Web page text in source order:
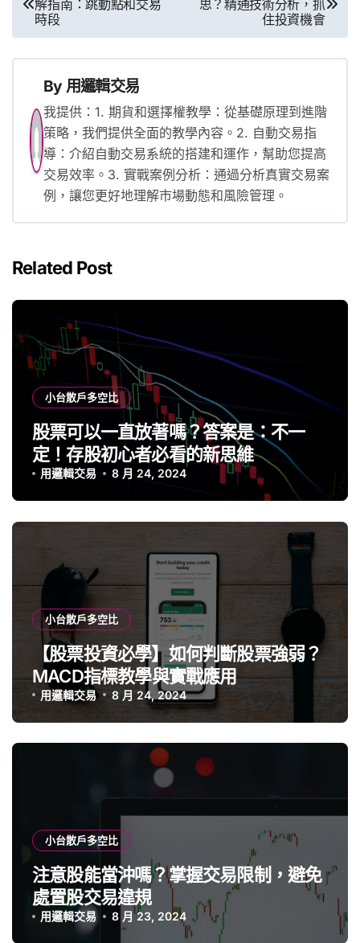
章
導
覽
解指南：跳動點和交易
時段
思？精通技術分析，抓
住投資機會
By 用邏輯交易
我提供：1. 期貨和選擇權教學：從基礎原理到進階
策略，我們提供全面的教學內容。2. 自動交易指
導：介紹自動交易系統的搭建和運作，幫助您提高
交易效率。3. 實戰案例分析：通過分析真實交易案
例，讓您更好地理解市場動態和風險管理。
Related Post
小台散戶多空比
股票可以一直放著嗎？答案是：不一
定！存股初心者必看的新思維
用邏輯交易 8 月 24, 2024
小台散戶多空比
【股票投資必學】如何判斷股票強弱？
MACD指標教學與實戰應用
用邏輯交易 8 月 24, 2024
小台散戶多空比
注意股能當沖嗎？掌握交易限制，避免
處置股交易違規
用邏輯交易 8 月 23, 2024